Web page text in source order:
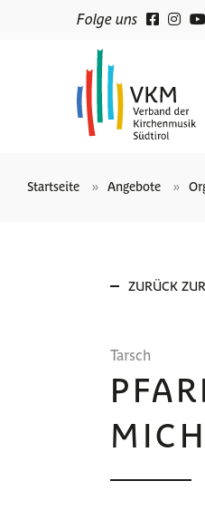
Folge uns
Startseite Angebote
ZURÜCK
Tarsch